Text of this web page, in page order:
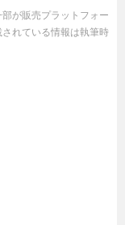
が販売プラットフォー
れている情報は執筆時